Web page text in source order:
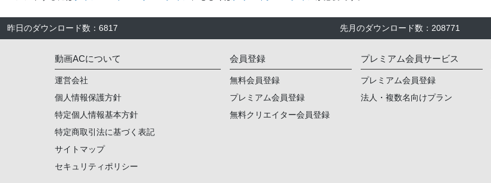
昨日のダウンロード数 ： 6817 先月のダウンロード数 ： 208771
動画ACについて
運営会社
個人情報保護方針
特定個人情報基本方針
特定商取引法に基づく表記
サイトマップ
セキュリティポリシー
会員登録
無料会員登録
プレミアム会員登録
無料クリエイター会員登録
プレミアム会員サービス
プレミアム会員登録
法人・複数名向けプラン